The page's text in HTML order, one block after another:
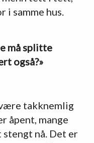
i samme hus.
må splitte
også?»
takknemlig
åpent, mange
nå. Det er